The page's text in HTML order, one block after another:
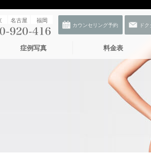
名古屋 福岡
症例写真 料金表